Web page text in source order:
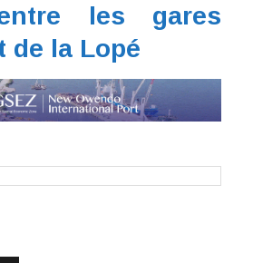
les gares
de la Lopé